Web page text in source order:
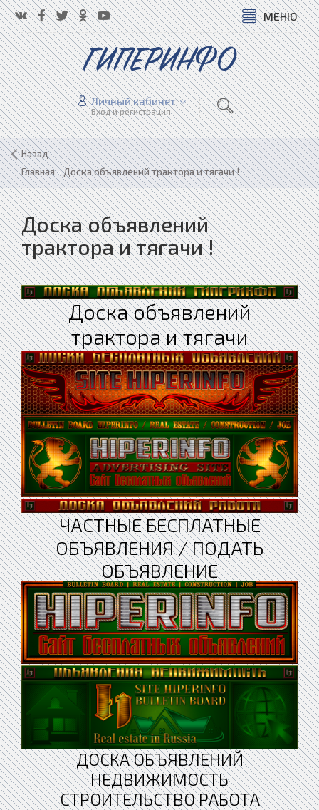
МЕНЮ
ГИПЕРИНФО
Личный кабинет
Вход и регистрация
Назад
Главная»Доска объявлений трактора и тягачи !
Доска объявлений
трактора и тягачи !
Доска объявлений
трактора и тягачи
ЧАСТНЫЕ БЕСПЛАТНЫЕ
ОБЪЯВЛЕНИЯ / ПОДАТЬ
ОБЪЯВЛЕНИЕ
ДОСКА ОБЪЯВЛЕНИЙ
НЕДВИЖИМОСТЬ
СТРОИТЕЛЬСТВО РАБОТА